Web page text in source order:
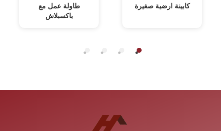
كابينة ارضية صغيرة
طاولة عمل مع
باكسبلاش